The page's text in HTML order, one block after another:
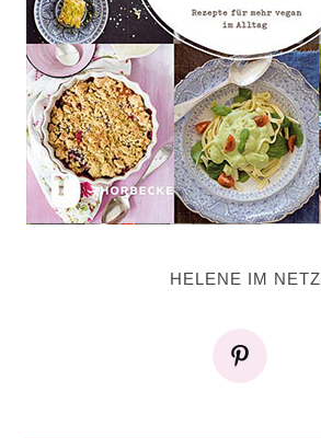
HELENE IM NETZ